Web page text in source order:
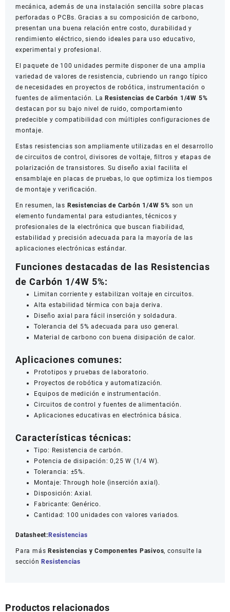
mecánica, además de una instalación sencilla sobre placas
perforadas o PCBs. Gracias a su composición de carbono,
presentan una buena relación entre costo, durabilidad y
rendimiento eléctrico, siendo ideales para uso educativo,
experimental y profesional.
El paquete de 100 unidades permite disponer de una amplia
variedad de valores de resistencia, cubriendo un rango típico
de necesidades en proyectos de robótica, instrumentación o
fuentes de alimentación. LaResistencias de Carbón 1/4W 5%
destacan por su bajo nivel de ruido, comportamiento
predecible y compatibilidad con múltiples configuraciones de
montaje.
Estas resistencias son ampliamente utilizadas en el desarrollo
de circuitos de control, divisores de voltaje, filtros y etapas de
polarización de transistores. Su diseño axial facilita el
ensamblaje en placas de pruebas, lo que optimiza los tiempos
de montaje y verificación.
En resumen, las Resistencias de Carbón 1/4W 5% son un
elemento fundamental para estudiantes, técnicos y
profesionales de la electrónica que buscan fiabilidad,
estabilidad y precisión adecuada para la mayoría de las
aplicaciones electrónicas estándar.
Funciones destacadas de las Resistencias
de Carbón 1/4W 5%:
Limitan corriente y estabilizan voltaje en circuitos.
Alta estabilidad térmica con baja deriva.
Diseño axial para fácil inserción y soldadura.
Tolerancia del 5% adecuada para uso general.
Material de carbono con buena disipación de calor.
Aplicaciones comunes:
Prototipos y pruebas de laboratorio.
Proyectos de robótica y automatización.
Equipos de medición e instrumentación.
Circuitos de control y fuentes de alimentación.
Aplicaciones educativas en electrónica básica.
Características técnicas:
Tipo: Resistencia de carbón.
Potencia de disipación: 0,25 W (1/4 W).
Tolerancia: ±5%.
Montaje: Through hole (inserción axial).
Disposición: Axial.
Fabricante: Genérico.
Cantidad: 100 unidades con valores variados.
Datasheet:Resistencias
Para másResistencias y Componentes Pasivos, consulte la
secciónResistencias
Productos relacionados